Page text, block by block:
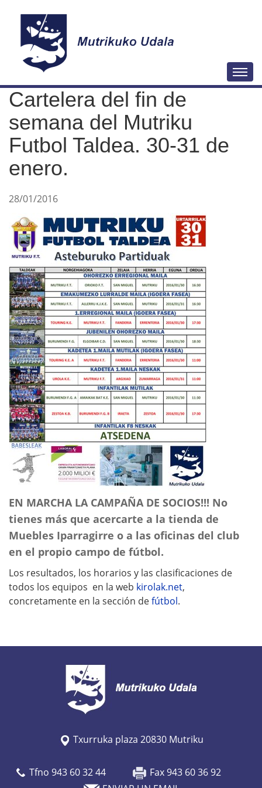
a
Cartelera del fin de
semana del Mutriku
Futbol Taldea. 30-31 de
enero.
28/01/2016
EN MARCHA LA CAMPAÑA DE SOCIOS!!! No
tienes más que acercarte a la tienda de
Muebles Iparragirre o a las oficinas del club
en el propio campo de fútbol.
Los resultados, los horarios y las clasificaciones de
todos los equipos en la web kirolak.net,
concretamente en la sección defútbol.
Txurruka plaza 20830 Mutriku
Tfno 943 60 32 44
Fax 943 60 36 92